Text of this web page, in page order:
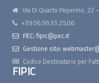
Via Di Quarto Peperino, 22
+39 06.99.33.25.06
PEC: fipic@pec.it
Gestione sito:
Codice Destinatario per
FIPIC